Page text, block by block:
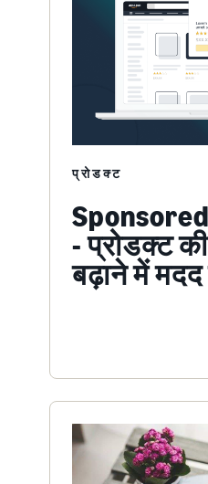
प्रोडक्ट
- प्रोडक्ट
बढ़ाने में